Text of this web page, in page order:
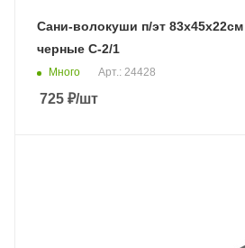
Сани-волокуши п/эт
черные С-2/1
Много Арт.: 24428
725 ₽/шт